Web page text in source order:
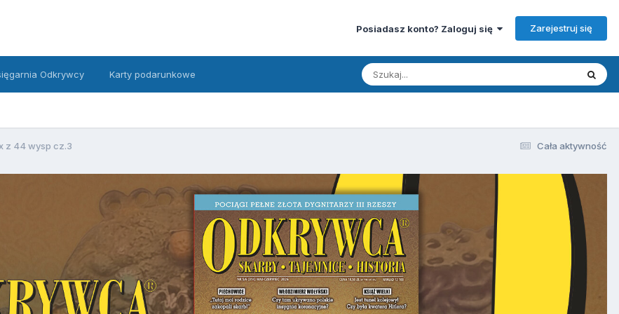
Posiadasz konto? Zaloguj się Zarejestruj się
Odkrywcy Karty podarunkowe
Cała aktywność
z 44 wysp cz.3